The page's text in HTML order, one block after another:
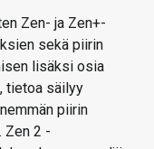
Zen- ja Zen+-
sekä piirin
lisäksi osia
tietoa säilyy
piirin
Zen 2 -